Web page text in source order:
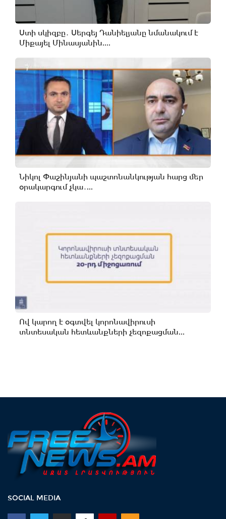
Ստի սկիզբը․ Սերգեյ Դանիելյանը նմանակում է
Միքայել Մինասյանին....
Նիկոլ Փաշինյանի պաշտոնանկության հարց մեր
օրակարգում չկա․...
Ով կարող է օգտվել կորոնավիրուսի
տնտեսական հետևանքների չեզոքացման...
SOCIAL MEDIA